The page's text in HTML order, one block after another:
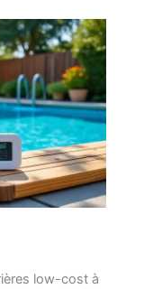
low-cost à